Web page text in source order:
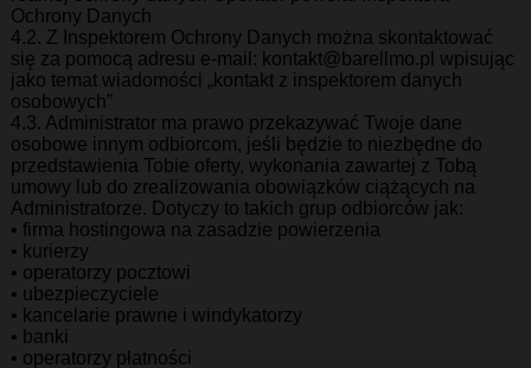
Ochrony Danych
4.2. Z Inspektorem Ochrony Danych można skontaktować
się za pomocą adresu e-mail: kontakt@barellmo.pl wpisując
jako temat wiadomości „kontakt z inspektorem danych
osobowych”
4.3. Administrator ma prawo przekazywać Twoje dane
osobowe innym odbiorcom, jeśli będzie to niezbędne do
przedstawienia Tobie oferty, wykonania zawartej z Tobą
umowy lub do zrealizowania obowiązków ciążących na
Administratorze. Dotyczy to takich grup odbiorców jak:
• firma hostingowa na zasadzie powierzenia
• kurierzy
• operatorzy pocztowi
• ubezpieczyciele
• kancelarie prawne i windykatorzy
• banki
• operatorzy płatności